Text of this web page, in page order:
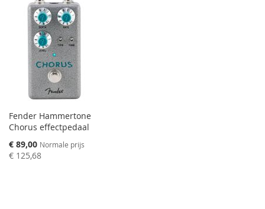
Fender Hammertone
Chorus effectpedaal
Speciale
prijs
€ 89,00 Normale prijs
€ 125,68